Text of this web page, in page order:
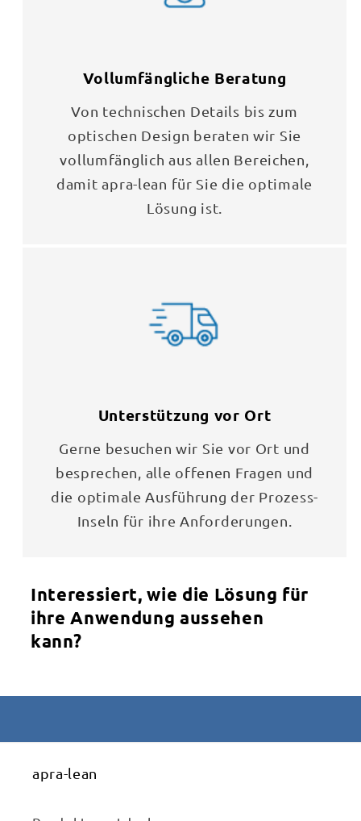
Vollumfängliche Beratung
Von technischen Details bis zum
optischen Design beraten wir Sie
vollumfänglich aus allen Bereichen,
damit apra-lean für Sie die optimale
Lösung ist.
Unterstützung vor Ort
Gerne besuchen wir Sie vor Ort und
besprechen, alle offenen Fragen und
die optimale Ausführung der Prozess-
Inseln für ihre Anforderungen.
Interessiert, wie die Lösung für
ihre Anwendung aussehen
kann?
apra-lean